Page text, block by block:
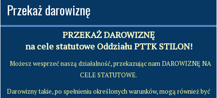
Przekaż darowiznę
PRZEKAŻ DAROWIZNĘ
na cele statutowe Oddziału PTTK STILON!
Możesz wesprzeć naszą działalność, przekazując nam DAROWIZNĘ NA
CELE STATUTOWE.
Darowizny takie, po spełnieniu określonych warunków, mogą również być